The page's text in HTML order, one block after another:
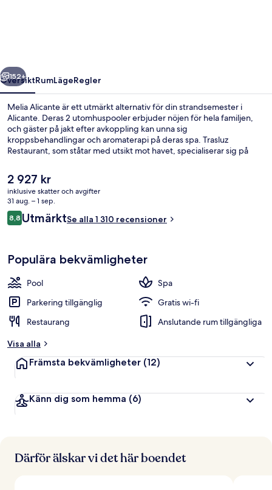
Nästa
152+
ÖversiktRumLägeRegler
Melia Alicante är ett utmärkt alternativ för din strandsemester i
Alicante. Deras 2 utomhuspooler erbjuder nöjen för hela familjen,
och gäster på jakt efter avkoppling kan unna sig
kroppsbehandlingar och aromaterapi på deras spa. Trasluz
Restaurant, som ståtar med utsikt mot havet, specialiserar sig på
bar/lounge, ett dygnet runt-öppet fitnesscenter och en terrass.
Andra resenärer uppskattar den hjälpsamma personalen och
närheten till stranden.
Det
nuvarande
priset
är
2 927 kr
2 927 kr
inklusive skatter och avgifter
31 aug. – 1 sep.
Recensioner
8,88,8 av 10,
UtmärktSe alla 1 310 recensioner
Populära bekvämligheter
Pool
Spa
Parkering tillgänglig
Gratis wi-fi
Restaurang
Anslutande rum tillgängliga
Visa alla
Främsta bekvämligheter (12)
Känn dig som hemma (6)
Därför älskar vi det här boendet